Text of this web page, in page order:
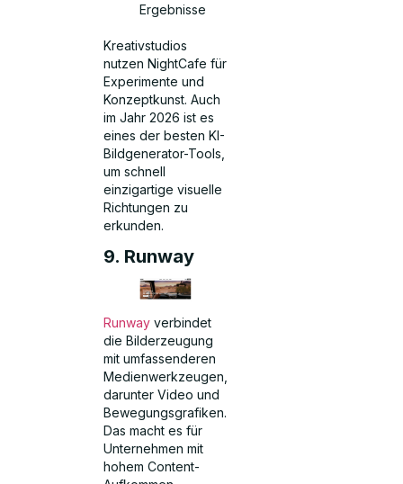
Ergebnisse
Kreativstudios
nutzen NightCafe für
Experimente und
Konzeptkunst. Auch
im Jahr 2026 ist es
eines der besten KI-
Bildgenerator-Tools,
um schnell
einzigartige visuelle
Richtungen zu
erkunden.
9. Runway
Runwayverbindet
die Bilderzeugung
mit umfassenderen
Medienwerkzeugen,
darunter Video und
Bewegungsgrafiken.
Das macht es für
Unternehmen mit
hohem Content-